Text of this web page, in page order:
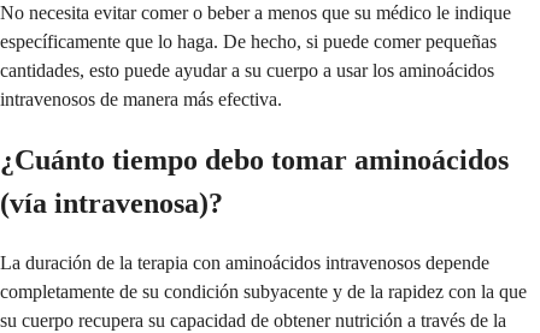
No necesita evitar comer o beber a menos que su médico le indique
específicamente que lo haga. De hecho, si puede comer pequeñas
cantidades, esto puede ayudar a su cuerpo a usar los aminoácidos
intravenosos de manera más efectiva.
¿Cuánto tiempo debo tomar aminoácidos
(vía intravenosa)?
La duración de la terapia con aminoácidos intravenosos depende
completamente de su condición subyacente y de la rapidez con la que
su cuerpo recupera su capacidad de obtener nutrición a través de la